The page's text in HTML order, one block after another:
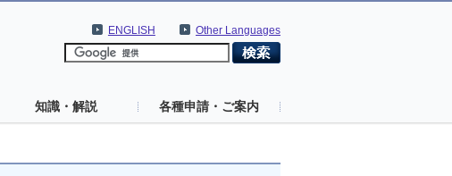
Other Languages
ENGLISH
知識・解説 各種申請・ご案内